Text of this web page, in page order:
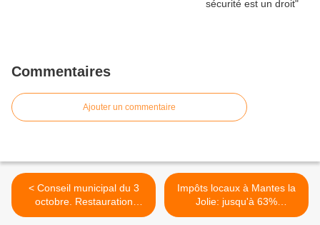
Commentaires
Ajouter un commentaire
< Conseil municipal du 3
octobre. Restauration
scolaire: la décision est-elle
Impôts locaux à Mantes la
Jolie: jusqu'à 63%
d'augmentation! >